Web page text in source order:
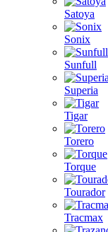
Satoya
Sonix
Sunfull
Superia
Tigar
Torero
Torque
Tourador
Tracmax